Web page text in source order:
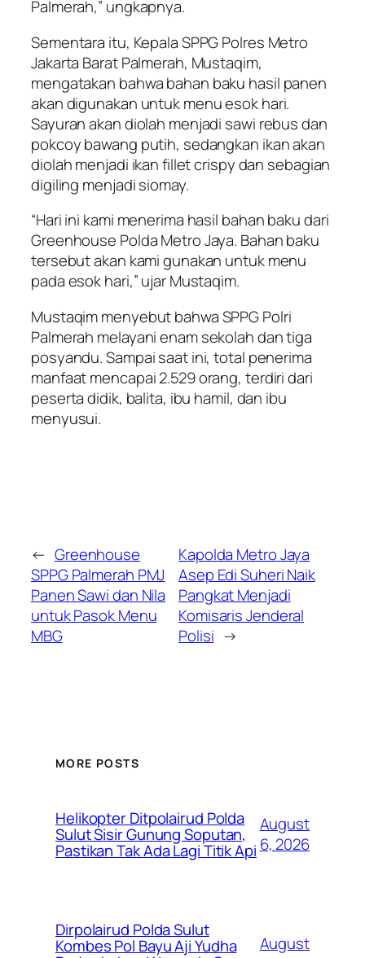
Palmerah,” ungkapnya.
Sementara itu, Kepala SPPG Polres Metro
Jakarta Barat Palmerah, Mustaqim,
mengatakan bahwa bahan baku hasil panen
akan digunakan untuk menu esok hari.
Sayuran akan diolah menjadi sawi rebus dan
pokcoy bawang putih, sedangkan ikan akan
diolah menjadi ikan fillet crispy dan sebagian
digiling menjadi siomay.
“Hari ini kami menerima hasil bahan baku dari
Greenhouse Polda Metro Jaya. Bahan baku
tersebut akan kami gunakan untuk menu
pada esok hari,” ujar Mustaqim.
Mustaqim menyebut bahwa SPPG Polri
Palmerah melayani enam sekolah dan tiga
posyandu. Sampai saat ini, total penerima
manfaat mencapai 2.529 orang, terdiri dari
peserta didik, balita, ibu hamil, dan ibu
menyusui.
← Greenhouse
SPPG Palmerah PMJ
Panen Sawi dan Nila
untuk Pasok Menu
MBG
Kapolda Metro Jaya
Asep Edi Suheri Naik
Pangkat Menjadi
Komisaris Jenderal
Polisi →
MORE POSTS
Helikopter Ditpolairud Polda
Sulut Sisir Gunung Soputan,
Pastikan Tak Ada Lagi Titik Api
August
6, 2026
Dirpolairud Polda Sulut
Kombes Pol Bayu Aji Yudha
August